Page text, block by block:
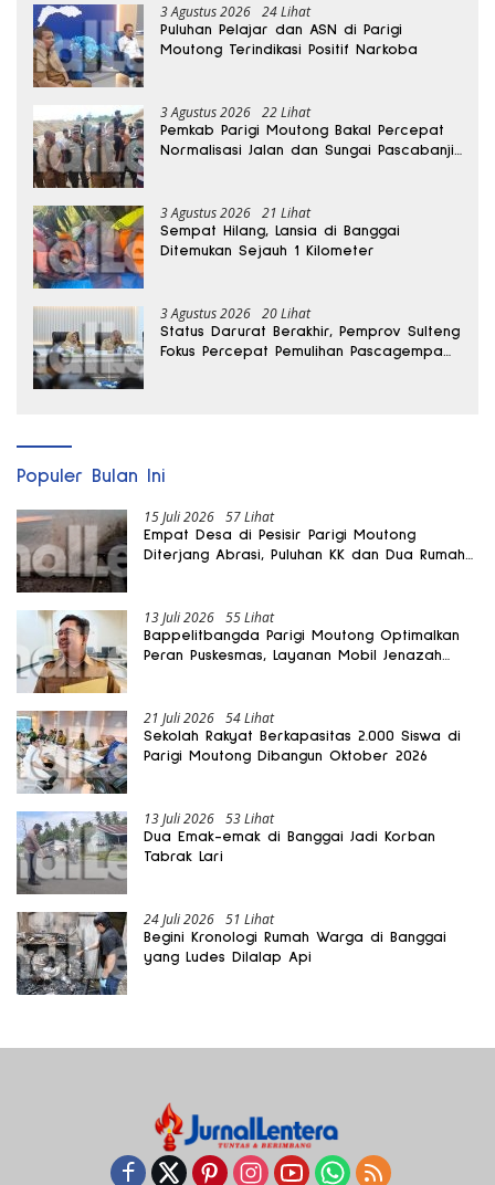
3 Agustus 2026 24 Lihat
Puluhan Pelajar dan ASN di Parigi
Moutong Terindikasi Positif Narkoba
3 Agustus 2026 22 Lihat
Pemkab Parigi Moutong Bakal Percepat
Normalisasi Jalan dan Sungai Pascabanjir
3 Agustus 2026 21 Lihat
Sempat Hilang, Lansia di Banggai
Ditemukan Sejauh 1 Kilometer
3 Agustus 2026 20 Lihat
Status Darurat Berakhir, Pemprov Sulteng
Fokus Percepat Pemulihan Pascagempa
Populer Bulan Ini
15 Juli 2026 57 Lihat
Empat Desa di Pesisir Parigi Moutong
Diterjang Abrasi, Puluhan KK dan Dua Rumah
13 Juli 2026 55 Lihat
Bappelitbangda Parigi Moutong Optimalkan
Peran Puskesmas, Layanan Mobil Jenazah
21 Juli 2026 54 Lihat
Sekolah Rakyat Berkapasitas 2.000 Siswa di
Parigi Moutong Dibangun Oktober 2026
13 Juli 2026 53 Lihat
Dua Emak-emak di Banggai Jadi Korban
Tabrak Lari
24 Juli 2026 51 Lihat
Begini Kronologi Rumah Warga di Banggai
yang Ludes Dilalap Api